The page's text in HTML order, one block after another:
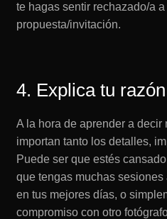
te hagas sentir rechazado/a
propuesta/invitación.
4. Explica tu
A la hora de aprender a decir
importan tanto los detalles,
Puede ser que estés
que tengas muchas
en tus mejores días, o
compromiso con otro